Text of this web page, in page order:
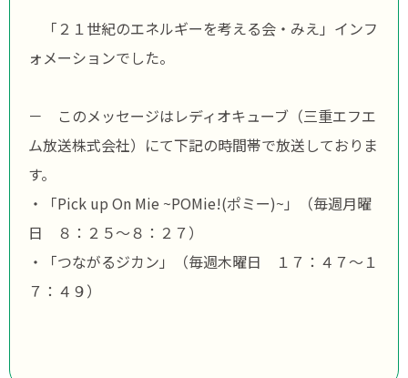
「２１世紀のエネルギーを考える会・みえ」インフ
ォメーションでした。
－ このメッセージはレディオキューブ（三重エフエ
ム放送株式会社）にて下記の時間帯で放送しておりま
す。
・「Pick up On Mie ~POMie!(ポミー)~」（毎週月曜
日 ８：２５～８：２７）
・「つながるジカン」（毎週木曜日 １７：４７～１
７：４９）